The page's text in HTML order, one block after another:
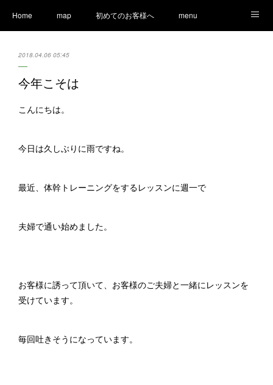
Home map 初めてのお客様へ menu
2018.04.06 05:45
今年こそは
こんにちは。
今日は久しぶりに雨ですね。
最近、体幹トレーニングをするレッスンに週一で
夫婦で通い始めました。
お客様に誘って頂いて、お客様のご夫婦と一緒にレッスンを
受けています。
毎回吐きそうになっています。